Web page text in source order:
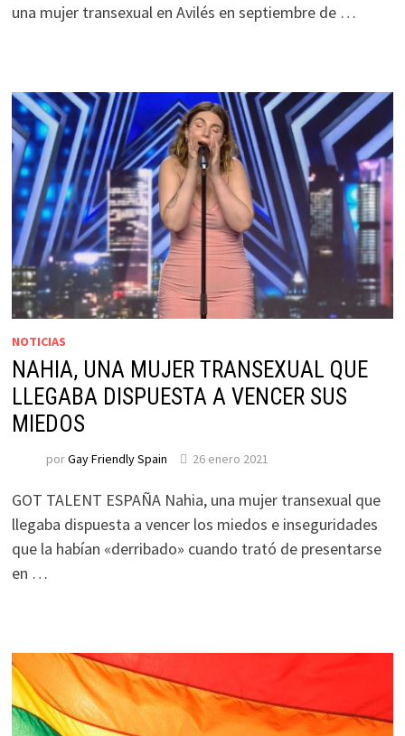
una mujer transexual en Avilés en septiembre de …
NOTICIAS
NAHIA, UNA MUJER TRANSEXUAL QUE
LLEGABA DISPUESTA A VENCER SUS
MIEDOS
porGay Friendly Spain 26 enero 2021
GOT TALENT ESPAÑA Nahia, una mujer transexual que
llegaba dispuesta a vencer los miedos e inseguridades
que la habían «derribado» cuando trató de presentarse
en …